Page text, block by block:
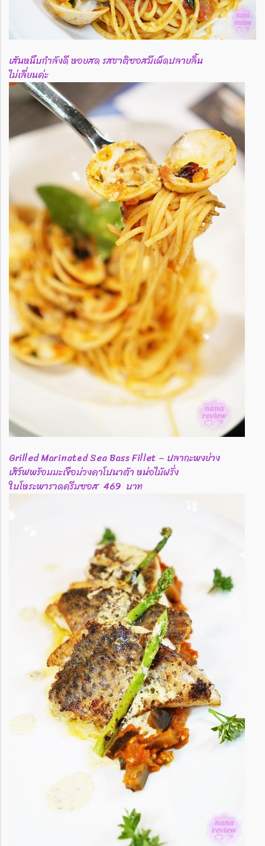
เส้นหนึบกำลังดี หอยสด รสชาติซอสมีเผ็ดปลายลิ้น
ไม่เลี่ยนค่ะ
Grilled Marinated Sea Bass Fillet – ปลากะพงย่าง
เสิร์ฟพร้อมมะเขือม่วงคาโปนาต้า หน่อไม้ฝรั่ง
ใบโหระพาราดครีมซอส 469 บาท